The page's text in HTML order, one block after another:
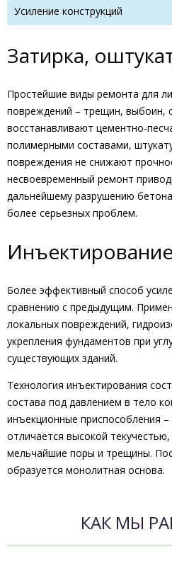
Усиление конструкций
Затирка,
Простейшие виды ремонта для
повреждений – трещин, выбоин,
восстанавливают цементно-
полимерными составами,
повреждения не снижают
несвоевременный ремонт
дальнейшему разрушению
более серьезных проблем.
Инъектирование
Более эффективный способ
сравнению с предыдущим.
локальных повреждений,
укрепления фундаментов при
существующих зданий.
Технология инъектирования
состава под давлением в тело
инъекционные приспособления
отличается высокой
мельчайшие поры и трещины.
образуется монолитная основа.
КАК МЫ